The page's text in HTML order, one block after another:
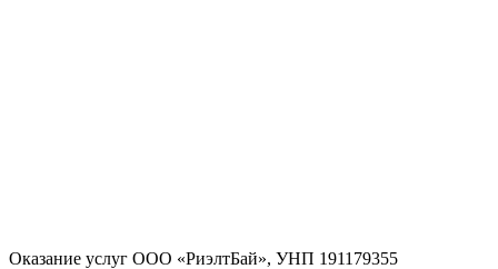
Оказание услуг ООО «РиэлтБай», УНП 191179355